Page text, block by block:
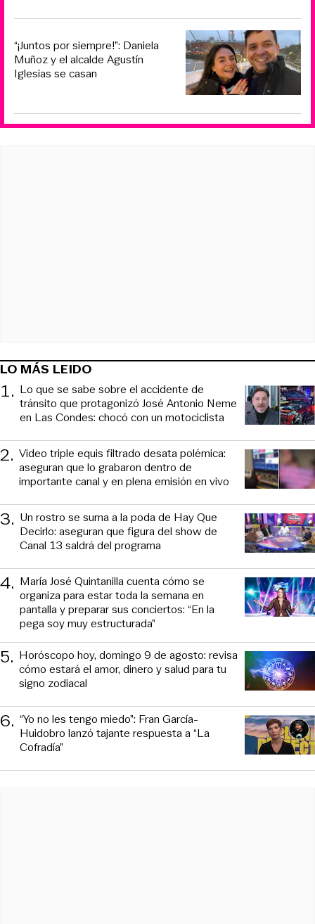
“¡Juntos por siempre!”: Daniela
Muñoz y el alcalde Agustín
Iglesias se casan
LO MÁS LEIDO
1. Lo que se sabe sobre el accidente de
tránsito que protagonizó José Antonio Neme
en Las Condes: chocó con un motociclista
2. Video triple equis filtrado desata polémica:
aseguran que lo grabaron dentro de
importante canal y en plena emisión en vivo
3. Un rostro se suma a la poda de Hay Que
Decirlo: aseguran que figura del show de
Canal 13 saldrá del programa
4. María José Quintanilla cuenta cómo se
organiza para estar toda la semana en
pantalla y preparar sus conciertos: “En la
pega soy muy estructurada”
5. Horóscopo hoy, domingo 9 de agosto: revisa
cómo estará el amor, dinero y salud para tu
signo zodiacal
6. “Yo no les tengo miedo”: Fran García-
Huidobro lanzó tajante respuesta a “La
Cofradía”